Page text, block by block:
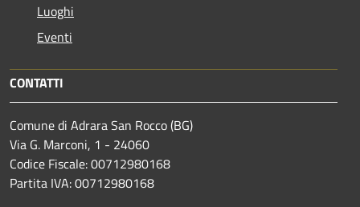
Luoghi
Eventi
CONTATTI
Comune di Adrara San Rocco (BG)
Via G. Marconi, 1 - 24060
Codice Fiscale: 00712980168
Partita IVA: 00712980168